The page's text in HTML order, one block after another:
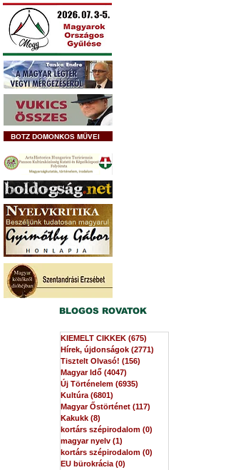
BOTZ DOMONKOS MŰVEI
BLOGOS ROVATOK
KIEMELT CIKKEK (675)
Hírek, újdonságok (2771)
Tisztelt Olvasó! (156)
Magyar Idő (4047)
Új Történelem (6935)
Kultúra (6801)
Magyar Őstörténet (117)
Kakukk (8)
kortárs szépirodalom (0)
magyar nyelv (1)
kortárs szépirodalom (0)
EU bürokrácia (0)